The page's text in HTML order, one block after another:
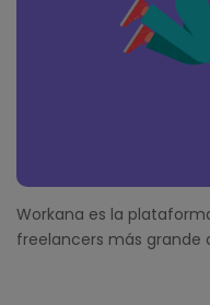
Workana es la
freelancers más grande